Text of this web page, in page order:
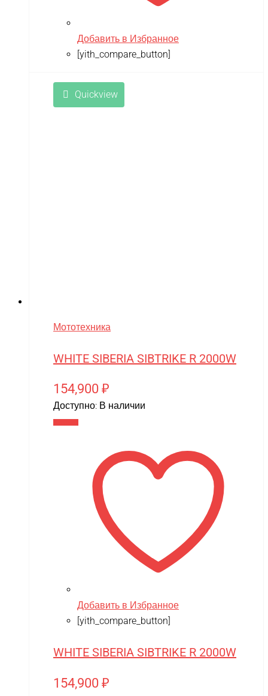
Добавить в Избранное
[yith_compare_button]
Quickview
Мототехника
WHITE SIBERIA SIBTRIKE R 2000W
154,900 ₽
Доступно: В наличии
Добавить в Избранное
[yith_compare_button]
WHITE SIBERIA SIBTRIKE R 2000W
154,900 ₽